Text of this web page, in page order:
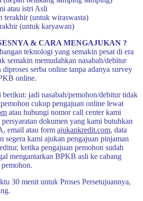
atau istri Asli
terakhir (untuk wiraswasta)
(untuk karyawan)
& CARA MENGAJUKAN ?
teknologi yang semakin pesat di era
semakin memudahkan nasabah/debitur
serba online tanpa adanya survey
online.
berikut: jadi nasabah/pemohon/debitur tidak
cukup pengajuan online lewat
atau hubungi nomor call center kami
dokumen yang kami butuhkan
email atau form ajukankredit.com, data
segera kami ajukan pengajuan pinjaman
ketika pengajuan pemohon sudah
mengantarkan BPKB asli ke cabang
30 menit untuk Proses Persetujuannya,